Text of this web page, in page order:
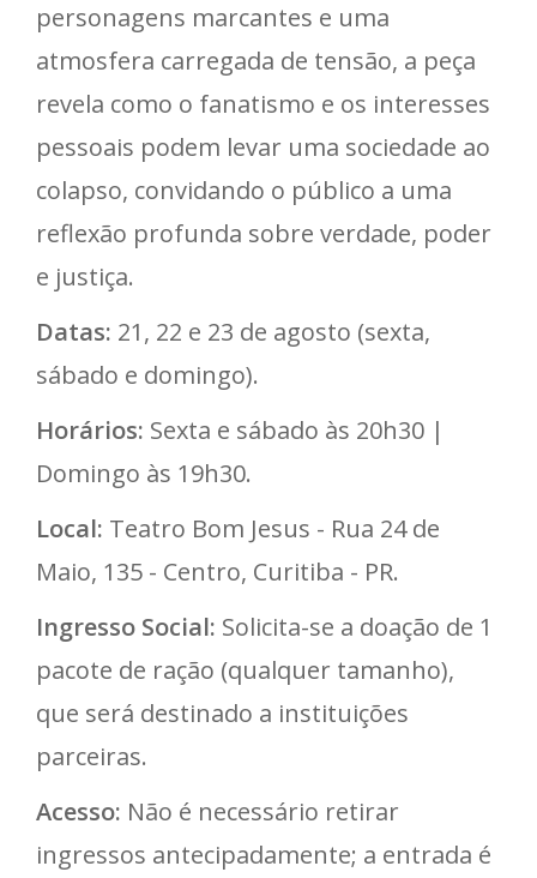
personagens marcantes e uma
atmosfera carregada de tensão, a peça
revela como o fanatismo e os interesses
pessoais podem levar uma sociedade ao
colapso, convidando o público a uma
reflexão profunda sobre verdade, poder
e justiça.
Datas: 21, 22 e 23 de agosto (sexta,
sábado e domingo).
Horários: Sexta e sábado às 20h30 |
Domingo às 19h30.
Local: Teatro Bom Jesus - Rua 24 de
Maio, 135 - Centro, Curitiba - PR.
Ingresso Social: Solicita-se a doação de 1
pacote de ração (qualquer tamanho),
que será destinado a instituições
parceiras.
Acesso: Não é necessário retirar
ingressos antecipadamente; a entrada é